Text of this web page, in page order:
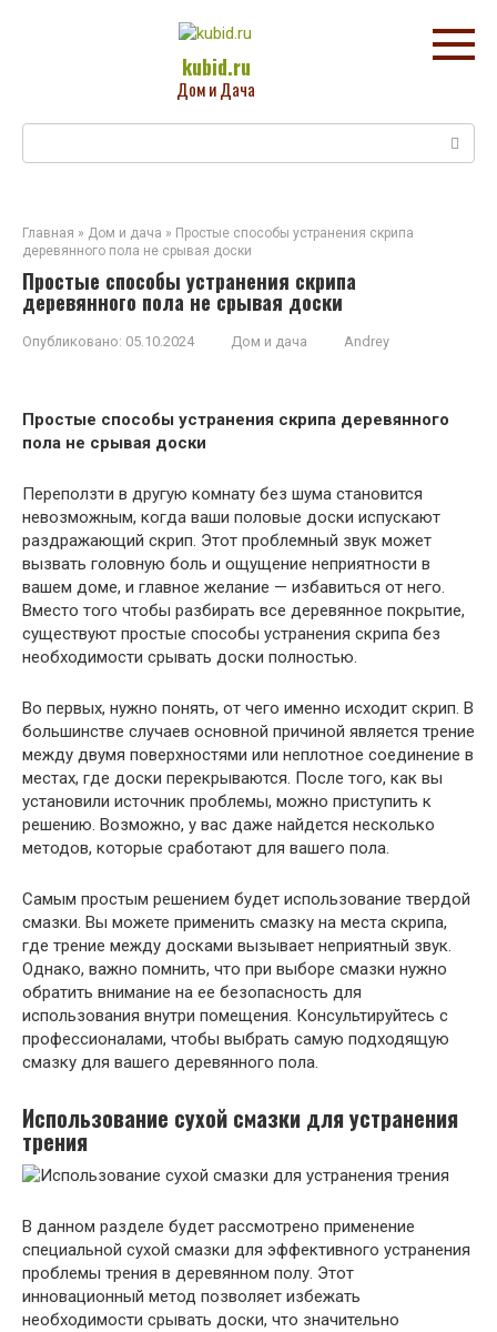
kubid.ru
Дом и Дача
Главная » Дом и дача » Простые способы устранения скрипа
деревянного пола не срывая доски
Простые способы устранения скрипа
деревянного пола не срывая доски
Опубликовано: 05.10.2024 Дом и дача Andrey
Простые способы устранения скрипа деревянного
пола не срывая доски
Переползти в другую комнату без шума становится
невозможным, когда ваши половые доски испускают
раздражающий скрип. Этот проблемный звук может
вызвать головную боль и ощущение неприятности в
вашем доме, и главное желание — избавиться от него.
Вместо того чтобы разбирать все деревянное покрытие,
существуют простые способы устранения скрипа без
необходимости срывать доски полностью.
Во первых, нужно понять, от чего именно исходит скрип. В
большинстве случаев основной причиной является трение
между двумя поверхностями или неплотное соединение в
местах, где доски перекрываются. После того, как вы
установили источник проблемы, можно приступить к
решению. Возможно, у вас даже найдется несколько
методов, которые сработают для вашего пола.
Самым простым решением будет использование твердой
смазки. Вы можете применить смазку на места скрипа,
где трение между досками вызывает неприятный звук.
Однако, важно помнить, что при выборе смазки нужно
обратить внимание на ее безопасность для
использования внутри помещения. Консультируйтесь с
профессионалами, чтобы выбрать самую подходящую
смазку для вашего деревянного пола.
Использование сухой смазки для устранения
трения
В данном разделе будет рассмотрено применение
специальной сухой смазки для эффективного устранения
проблемы трения в деревянном полу. Этот
инновационный метод позволяет избежать
необходимости срывать доски, что значительно